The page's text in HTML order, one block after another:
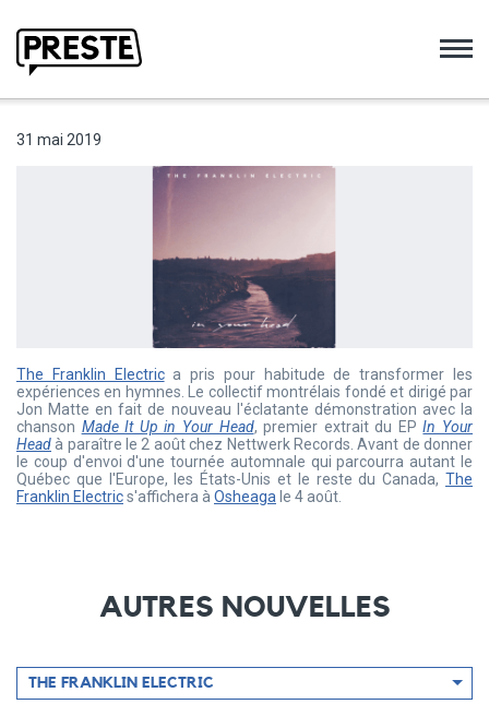
31 mai 2019
The Franklin Electrica pris pour habitude de transformer les
expériences en hymnes. Le collectif montrélais fondé et dirigé par
Jon Matte en fait de nouveau l'éclatante démonstration avec la
chanson Made It Up in Your Head, premier extrait du EPIn Your
Head à paraître le 2 août chez Nettwerk Records. Avant de donner
le coup d'envoi d'une tournée automnale qui parcourra autant le
Québec que l'Europe, les États-Unis et le reste du Canada, The
Franklin Electrics'affichera à Osheaga le 4 août.
AUTRES NOUVELLES
Filtrer
par
THE FRANKLIN ELECTRIC